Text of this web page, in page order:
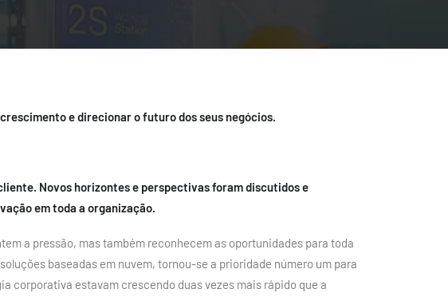
e direcionar o futuro dos seus negócios.
Novos horizontes e perspectivas foram discutidos e
em toda a organização.
a pressão, mas também reconhecem as oportunidades para toda
baseadas em nuvem, tornou-se a prioridade número um para
corporativa estavam crescendo duas vezes mais rápido que a